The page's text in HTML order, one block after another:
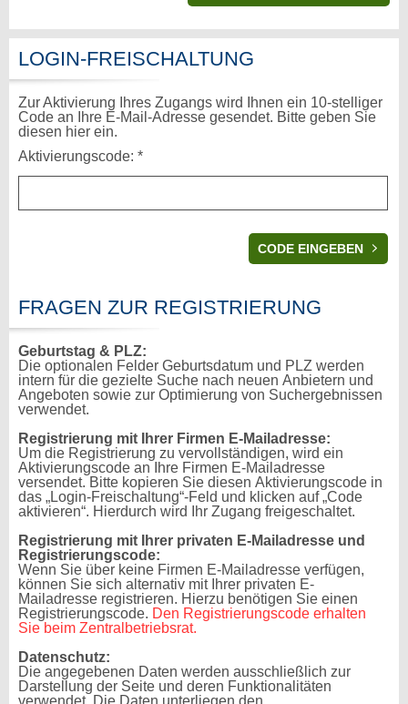
LOGIN-FREISCHALTUNG
Zur Aktivierung Ihres Zugangs wird Ihnen ein 10-stelliger
Code an Ihre E-Mail-Adresse gesendet. Bitte geben Sie
diesen hier ein.
Aktivierungscode: *
FRAGEN ZUR REGISTRIERUNG
Geburtstag & PLZ:
Die optionalen Felder Geburtsdatum und PLZ werden
intern für die gezielte Suche nach neuen Anbietern und
Angeboten sowie zur Optimierung von Suchergebnissen
verwendet.
Registrierung mit Ihrer Firmen E-Mailadresse:
Um die Registrierung zu vervollständigen, wird ein
Aktivierungscode an Ihre Firmen E-Mailadresse
versendet. Bitte kopieren Sie diesen Aktivierungscode in
das „Login-Freischaltung“-Feld und klicken auf „Code
aktivieren“. Hierdurch wird Ihr Zugang freigeschaltet.
Registrierung mit Ihrer privaten E-Mailadresse und
Registrierungscode:
Wenn Sie über keine Firmen E-Mailadresse verfügen,
können Sie sich alternativ mit Ihrer privaten E-
Mailadresse registrieren. Hierzu benötigen Sie einen
Registrierungscode. Den Registrierungscode erhalten
Sie beim Zentralbetriebsrat.
Datenschutz:
Die angegebenen Daten werden ausschließlich zur
Darstellung der Seite und deren Funktionalitäten
verwendet. Die Daten unterliegen den